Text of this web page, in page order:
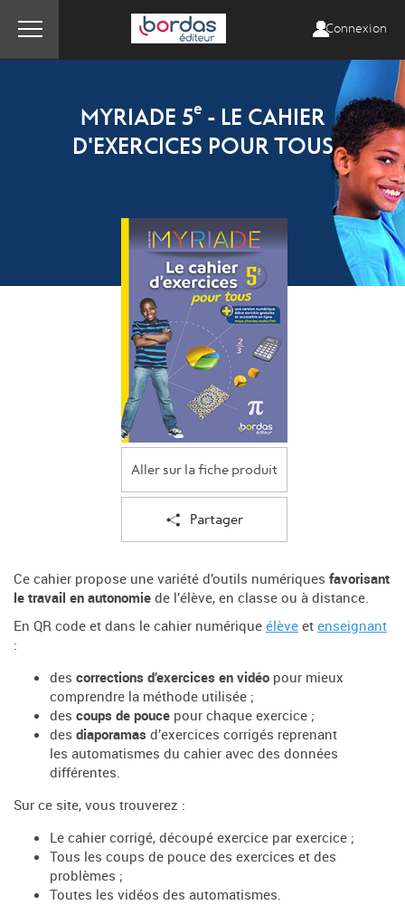
Connexion
MYRIADE 5e - LE CAHIER
D'EXERCICES POUR TOUS
Aller sur la fiche produit
Partager
Ce cahier propose une variété d’outils numériques favorisant
le travail en autonomie de l’élève, en classe ou à distance.
En QR code et dans le cahier numérique élève et enseignant
:
des corrections d’exercices en vidéo pour mieux
comprendre la méthode utilisée ;
des coups de pouce pour chaque exercice ;
des diaporamas d’exercices corrigés reprenant
les automatismes du cahier avec des données
différentes.
Sur ce site, vous trouverez :
Le cahier corrigé, découpé exercice par exercice ;
Tous les coups de pouce des exercices et des
problèmes ;
Toutes les vidéos des automatismes.